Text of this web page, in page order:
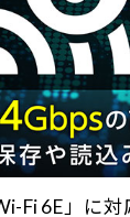
Fi 6E」に